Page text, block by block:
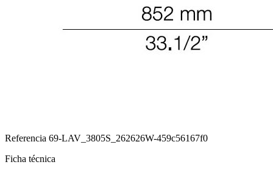
Referencia 69-LAV_3805S_262626W-459c56167f0
Ficha técnica